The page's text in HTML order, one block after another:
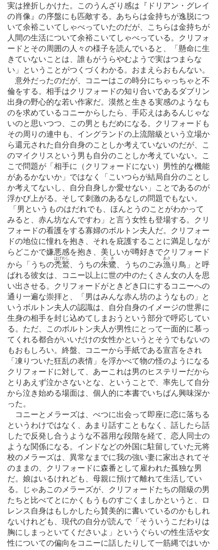
実は挫折しかけた。このうんざり感は『ドリアン・グレイ
の肖像』の序盤にも匹敵する。あちらは金持ちが逸脱につ
いて余裕こいてしゃべっていたのだが、こちらは金持ちが
人間の生活について余裕こいてしゃべっている。クリフォ
ードとその周囲の人々の様子を読んでいると、「懸命に生
きていないことは、誰もがうらやむようで実はつまらな
い」ということがつくづくわかる。おまえらおもんない。
意外だったのだが、コニーはこの時分にちゃっちゃと不
倫をする。相手はクリフォードの知り合いであるダブリン
出身の野心的な若い作家だ。漠然と生きる実感のようなも
のを求めているコニーからしたら、手応えはあるんじゃな
いのと思いつつ、この男ともだめになる。クリフォードも
その周りの連中も、イングランドの上流階級という立場か
ら還元された自分自身のことしか考えていないのだが、こ
のマイクリスという男も自分のことしか考えていない。こ
こで問題が「相手に（クリフォードにない）男性的な機能
があるかないか」ではなく「こいつらが結局自分のことし
か考えてないし、自分自身しか愛せない」ことであるのが
浮かび上がる。そして刺激のあるなしの問題でもない。
「男というものはだれでも、ほんとうのことがわかって
みると、赤ん坊なんですわ」と言う女性も登場する。クリ
フォードの看護をする寡婦のボルトン夫人だ。クリフォー
ドの地位に憧れを抱き、それを庇護することに満足しなが
らどこかで嫌悪感を抱き、美しいが噂好きでクリフォード
から「うちの禿鷲
はげわし
、うちの朱鷺
とき
、うちのごみ漁
あさ
り鳥」と呼
ばれる彼女は、コニー以上に世の中のたくさん女の人を思
い出させる。クリフォードがときどき口にするコニーへの
通り一遍な崇拝と、「男はみんな赤ん坊のようなもの」と
いうボルトン夫人の認識は、自分自身のイメージの世界に
生身の相手を封じ込めてしまおうという部分で呼応してい
る。ただ、このボルトン夫人が男性にとって一面的に慕っ
てくれる都合がいいだけの女性かというとそうでもないの
もおもしろい。終盤、コニーから手紙である宣言をされ
「凍りついた狂乱の表情」を浮かべて物の怪のようになる
クリフォードに対して、あーこれは男のヒステリーだから
とりあえず泣かさないとな、ということで、率先して自分
から泣き始める場面は、個人的に本書でいちばん興味深か
った。
コニーとメラーズは、べつに出会って即座に恋に落ちる
というわけではなく、あまり話すこともなく、話したら話
したで反発し合うような不器用な段階を経て、恋人同士の
ような関係になる。インドなどの外国に駐留していた元将
校のメラーズは、異常なまでに我の強い妻に家出されてそ
のままの、クリフォードに森番として雇われた孤独な男
だ。娘はいるけれども、母親に預けて離れて生活してい
る。じゃあこのメラーズが、クリフォードたちの階級の男
たちと比べてとにかくもうものすごくましかというと、ロ
レンス自身はもしかしたら賛美的に書いているのかもしれ
ないけれども、現代の自分が読んで「そういうこだわりは
胸にしまっといてくださいよ」というぐらいの性生活や女
性についての偏向をコニーに話したりして一筋縄ではいか